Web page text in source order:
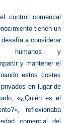
control comercial
tienen un
a considerar
humanos y
y mantener el
estos costes
en lugar de
«¿Quién es el
reflexionaba
comercial del